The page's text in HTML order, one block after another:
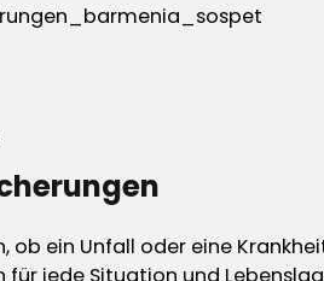
ob ein Unfall oder eine